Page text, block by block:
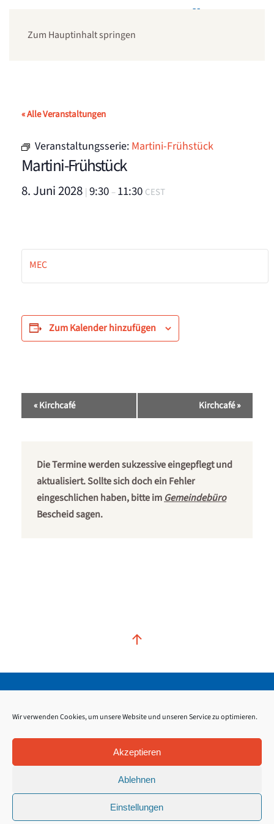
Wir verwenden Cookies, um unsere Website und unseren Service zu optimieren.
Akzeptieren
Ablehnen
Einstellungen
Zum Hauptinhalt springen
« Alle Veranstaltungen
Veranstaltungsserie: Martini-Frühstück
Martini-Frühstück
8. Juni 2028 | 9:30 –11:30 CEST
MEC
Zum Kalender hinzufügen
Veranstaltung-
Navigation
«Kirchcafé Kirchcafé»
Die Termine werden sukzessive eingepflegt und
aktualisiert. Sollte sich doch ein Fehler
eingeschlichen haben, bitte im Gemeindebüro
Bescheid sagen.